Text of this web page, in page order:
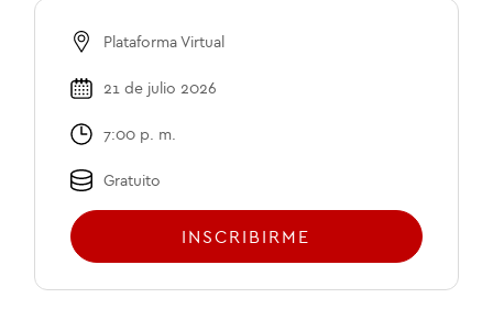
Plataforma Virtual
21 de julio 2026
7:00 p. m.
Gratuito
INSCRIBIRME